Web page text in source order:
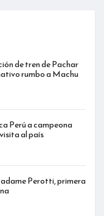
de tren de Pachar
rumbo a Machu
Perú a campeona
al país
Perotti, primera